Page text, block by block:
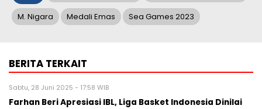
M. Nigara Medali Emas Sea Games 2023
BERITA TERKAIT
Sabtu, 28 Juni 2025 - 17:58 WIB
Farhan Beri Apresiasi IBL, Liga Basket Indonesia Dinilai